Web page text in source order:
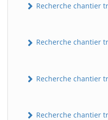
Recherche chantier
Recherche chantier
Recherche chantier
Recherche chantier